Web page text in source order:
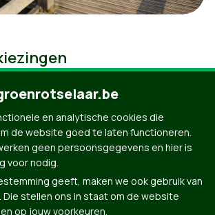
en analytische cookies die
de website goed te laten functioneren.
geen persoonsgegevens en hier is
voor nodig.
geeft, maken we ook gebruik van
stellen ons in staat om de website
op jouw voorkeuren.